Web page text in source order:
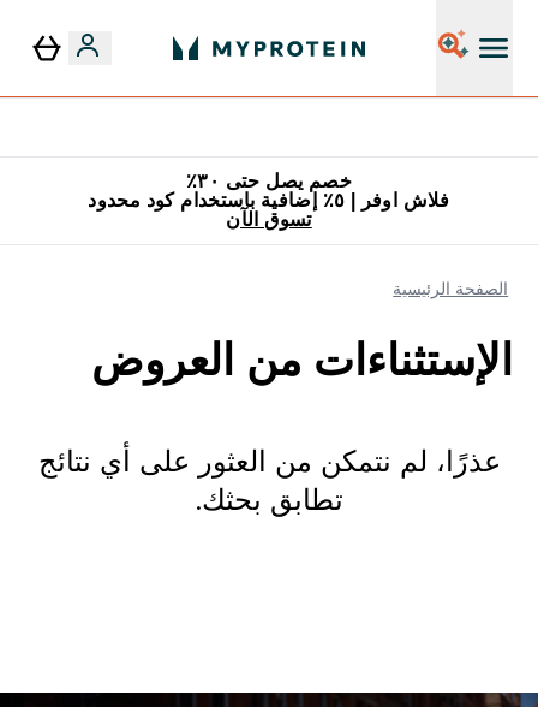
خصم يصل حتى ٣٠٪
فلاش اوفر | ٥٪ إضافية باستخدام كود محدود
تسوق الآن
الصفحة الرئيسية
الإستثناءات من العروض
عذرًا، لم نتمكن من العثور على أي نتائج
تطابق بحثك.